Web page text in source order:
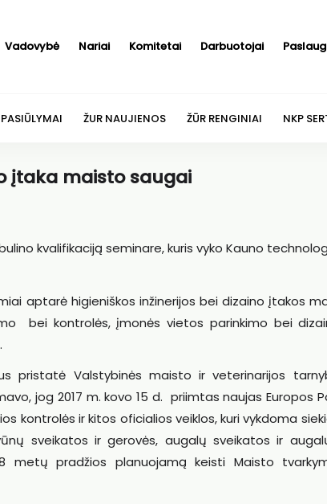
Vadovybė Nariai Komitetai Darbuotojai
ŽUR NAUJIENOS ŽŪR RENGINIAI NKP
įtaka maisto saugai
kvalifikaciją seminare, kuris vyko Kauno
aptarė higieniškos inžinerijos bei dizaino įtakos
bei kontrolės, įmonės vietos parinkimo bei
pristatė Valstybinės maisto ir veterinarijos
jog 2017 m. kovo 15 d. priimtas naujas Europos
kontrolės ir kitos oficialios veiklos, kuri vykdoma
sveikatos ir gerovės, augalų sveikatos ir
metų pradžios planuojamą keisti Maisto